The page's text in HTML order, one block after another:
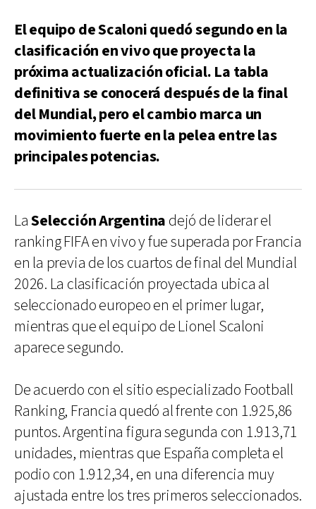
El equipo de Scaloni quedó segundo en la
clasificación en vivo que proyecta la
próxima actualización oficial. La tabla
definitiva se conocerá después de la final
del Mundial, pero el cambio marca un
movimiento fuerte en la pelea entre las
principales potencias.
LaSelección Argentina dejó de liderar el
ranking FIFA en vivo y fue superada por Francia
en la previa de los cuartos de final del Mundial
2026. La clasificación proyectada ubica al
seleccionado europeo en el primer lugar,
mientras que el equipo de Lionel Scaloni
aparece segundo.
De acuerdo con el sitio especializado Football
Ranking, Francia quedó al frente con 1.925,86
puntos. Argentina figura segunda con 1.913,71
unidades, mientras que España completa el
podio con 1.912,34, en una diferencia muy
ajustada entre los tres primeros seleccionados.